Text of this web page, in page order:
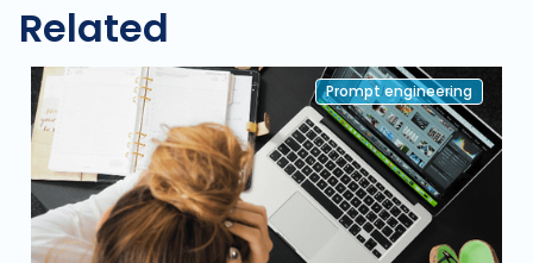
Related
Prompt engineering